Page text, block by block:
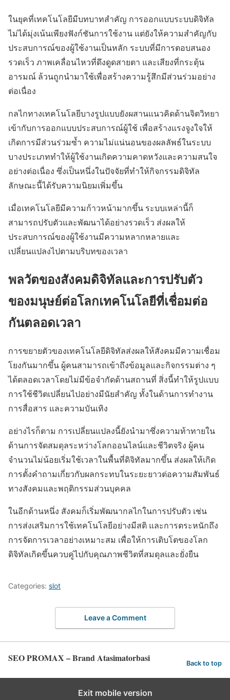
ในยุคที่เทคโนโลยีมีบทบาทสำคัญ การออกแบบระบบดิจิทัล
ไม่ได้มุ่งเน้นเพียงฟังก์ชันการใช้งาน แต่ยังให้ความสำคัญกับ
ประสบการณ์ของผู้ใช้งานเป็นหลัก ระบบที่มีการตอบสนอง
รวดเร็ว ภาพเคลื่อนไหวที่ดึงดูดสายตา และเสียงที่กระตุ้น
อารมณ์ ล้วนถูกนำมาใช้เพื่อสร้างความรู้สึกมีส่วนร่วมอย่าง
ต่อเนื่อง
กลไกทางเทคโนโลยีบางรูปแบบยังผสานแนวคิดด้านจิตวิทยา
เข้ากับการออกแบบประสบการณ์ผู้ใช้ เพื่อสร้างแรงจูงใจให้
เกิดการมีส่วนร่วมซ้ำ ความไม่แน่นอนของผลลัพธ์ในระบบ
บางประเภททำให้ผู้ใช้งานเกิดความคาดหวังและความสนใจ
อย่างต่อเนื่อง ซึ่งเป็นหนึ่งในปัจจัยที่ทำให้กิจกรรมดิจิทัล
ลักษณะนี้ได้รับความนิยมเพิ่มขึ้น
เมื่อเทคโนโลยีมีความก้าวหน้ามากขึ้น ระบบเหล่านี้ก็
สามารถปรับตัวและพัฒนาได้อย่างรวดเร็ว ส่งผลให้
ประสบการณ์ของผู้ใช้งานมีความหลากหลายและ
เปลี่ยนแปลงไปตามบริบทของเวลา
พลวัตของสังคมดิจิทัลและการปรับตัว
ของมนุษย์ต่อโลกเทคโนโลยีที่เชื่อมต่อ
กันตลอดเวลา
การขยายตัวของเทคโนโลยีดิจิทัลส่งผลให้สังคมมีความเชื่อม
โยงกันมากขึ้น ผู้คนสามารถเข้าถึงข้อมูลและกิจกรรมต่าง ๆ
ได้ตลอดเวลาโดยไม่มีข้อจำกัดด้านสถานที่ สิ่งนี้ทำให้รูปแบบ
การใช้ชีวิตเปลี่ยนไปอย่างมีนัยสำคัญ ทั้งในด้านการทำงาน
การสื่อสาร และความบันเทิง
อย่างไรก็ตาม การเปลี่ยนแปลงนี้ยังนำมาซึ่งความท้าทายใน
ด้านการจัดสมดุลระหว่างโลกออนไลน์และชีวิตจริง ผู้คน
จำนวนไม่น้อยเริ่มใช้เวลาในพื้นที่ดิจิทัลมากขึ้น ส่งผลให้เกิด
การตั้งคำถามเกี่ยวกับผลกระทบในระยะยาวต่อความสัมพันธ์
ทางสังคมและพฤติกรรมส่วนบุคคล
ในอีกด้านหนึ่ง สังคมก็เริ่มพัฒนากลไกในการปรับตัว เช่น
การส่งเสริมการใช้เทคโนโลยีอย่างมีสติ และการตระหนักถึง
การจัดการเวลาอย่างเหมาะสม เพื่อให้การเติบโตของโลก
ดิจิทัลเกิดขึ้นควบคู่ไปกับคุณภาพชีวิตที่สมดุลและยั่งยืน
Categories: slot
Leave a Comment
SEO PROMAX – Brand Atasimatorbasi Back to top
Exit mobile version